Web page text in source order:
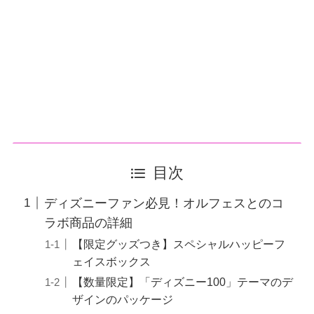
目次
ディズニーファン必見！オルフェスとのコ
ラボ商品の詳細
【限定グッズつき】スペシャルハッピーフ
ェイスボックス
【数量限定】「ディズニー100」テーマのデ
ザインのパッケージ